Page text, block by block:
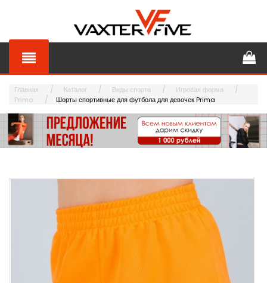
Главная Каталог Виды спорта
Игровая форма
Prima
Шорты спортивные для футбола для девочек Prima